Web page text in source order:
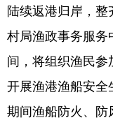
陆续返港归岸，
村局渔政事务服
间，将组织渔民
开展渔港渔船安
期间渔船防火、防